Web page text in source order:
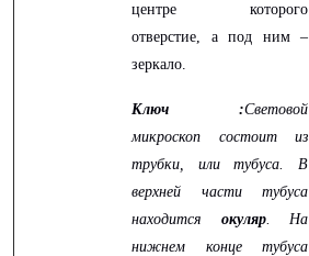
центре которого
отверстие, а под ним –
зеркало.
Ключ :Световой
микроскоп состоит из
трубки, или тубуса. В
верхней части тубуса
находится окуляр. На
нижнем конце тубуса